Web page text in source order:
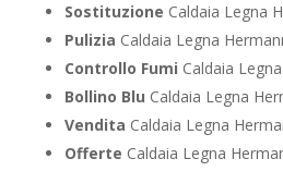
Sostituzione Caldaia Legna
Pulizia Caldaia Legna
Controllo Fumi Caldaia
Bollino Blu Caldaia Legna
Vendita Caldaia Legna
Offerte Caldaia Legna